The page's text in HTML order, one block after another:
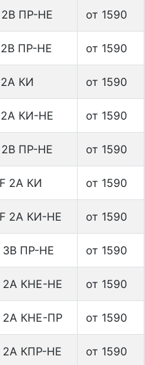
2B ПР-НЕ от 1590
ПР-НЕ от 1590
2А КИ от 1590
2А КИ-НЕ от 1590
2B ПР-НЕ от 1590
2А КИ от 1590
2А КИ-НЕ от 1590
3B ПР-НЕ от 1590
2А КНЕ-НЕ от 1590
2А КНЕ-ПР от 1590
2А КПР-НЕ от 1590